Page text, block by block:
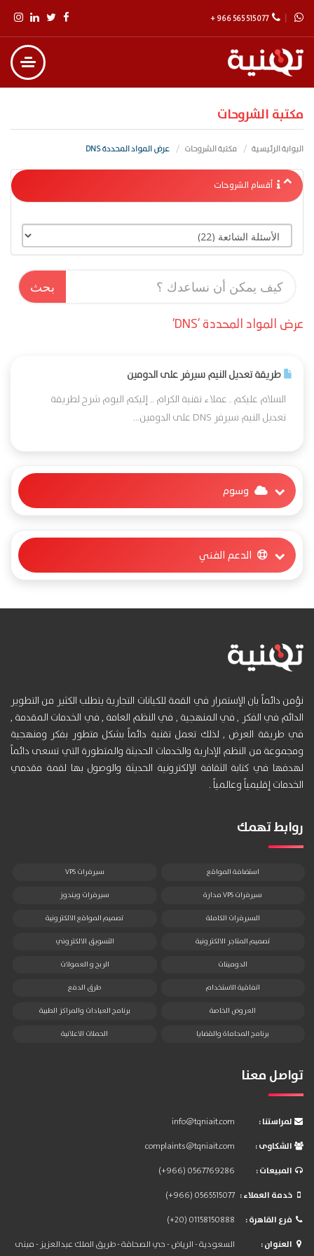
+ 966 565 515 077
مكتبة الشروحات
البوابة الرئيسية مكتبة الشروحات عرض المواد المحددة DNS
أقسام الشروحات
عرض المواد المحددة 'DNS'
طريقة تعديل النيم سيرفر على الدومين
السلام عليكم . عملاء تقنية الكرام .. إليكم اليوم شرح لطريقة
تعديل النيم سيرفر DNS على الدومين...
وسوم
الدعم الفني
نؤمن دائماً بان الإستمرار في القمة للكيانات التجارية يتطلب الكثير من التطوير
الدائم في الفكر , في المنهجية , في النظم العامة , في الخدمات المقدمة ,
في طريقة العرض , لذلك تعمل تقنية دائماً بشكل متطور بفكر ومنهجية
ومجموعة من النظم الإدارية والخدمات الحديثة والمتطورة التي تسعى دائماً
لهدفها في كتابة الثقافة الإلكترونية الحديثة والوصول بها لقمة مقدمي
الخدمات إقليمياً وعالمياً .
روابط تهمك
استضافة المواقع سيرفرات VPS
سيرفرات VPS مدارة سيرفرات ويندوز
السيرفرات الكاملة تصميم المواقع الالكترونية
تصميم المتاجر الالكترونية التسويق الالكتروني
الدومينات الربح و العمولات
اتفاقية الاستخدام طرق الدفع
العروض الخاصة برنامج العيادات والمراكز الطبية
برنامج المحاماة والقضايا الحملات الاعلانية
تواصل معنا
: لمراستنا
info@tqniait.com
: الشكاوى
complaints@tqniait.com
: المبيعات
(+966) 0567769286
: خدمة العملاء
(+966) 0565515077
: فرع القاهرة
(+20) 01158150888
: العنوان
السعودية - الرياض - حي الصحافة - طريق الملك عبدالعزيز - مبنى